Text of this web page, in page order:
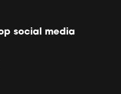
social media